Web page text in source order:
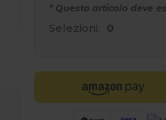
* Questo articolo deve
Selezioni: 0